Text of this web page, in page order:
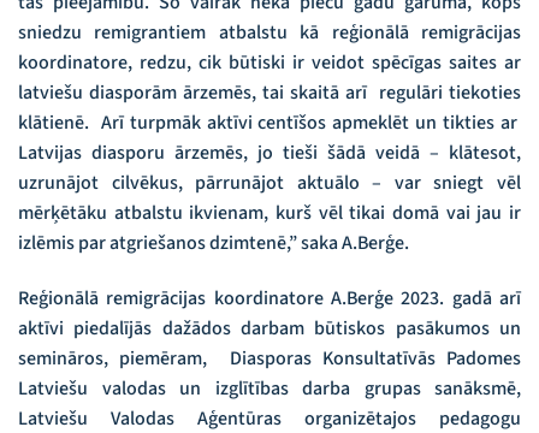
sniedzu remigrantiem atbalstu kā reģionālā remigrācijas
koordinatore, redzu, cik būtiski ir veidot spēcīgas saites ar
latviešu diasporām ārzemēs, tai skaitā arī regulāri tiekoties
klātienē. Arī turpmāk aktīvi centīšos apmeklēt un tikties ar
Latvijas diasporu ārzemēs, jo tieši šādā veidā – klātesot,
uzrunājot cilvēkus, pārrunājot aktuālo – var sniegt vēl
mērķētāku atbalstu ikvienam, kurš vēl tikai domā vai jau ir
izlēmis par atgriešanos dzimtenē,” saka A.Berģe.
Reģionālā remigrācijas koordinatore A.Berģe 2023. gadā arī
aktīvi piedalījās dažādos darbam būtiskos pasākumos un
semināros, piemēram, Diasporas Konsultatīvās Padomes
Latviešu valodas un izglītības darba grupas sanāksmē,
Latviešu Valodas Aģentūras organizētajos pedagogu